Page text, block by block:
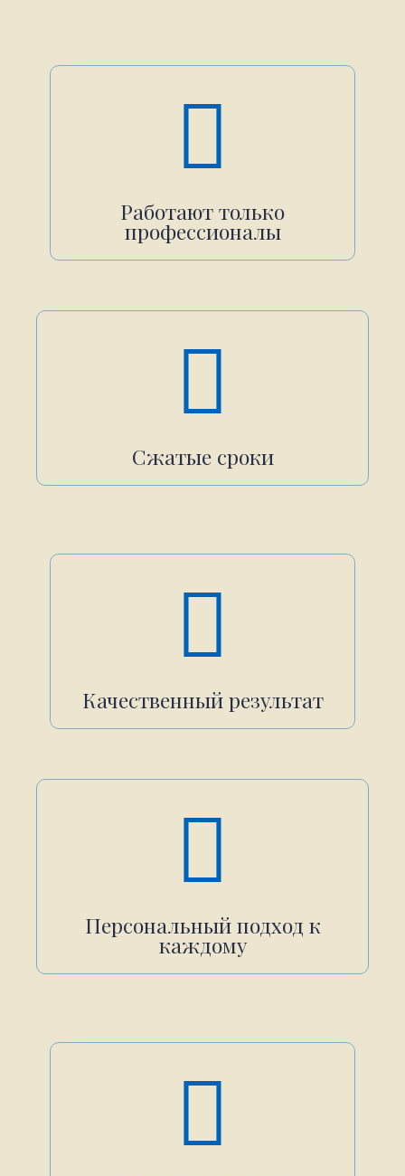
Работают только
профессионалы
Сжатые сроки
Качественный результат
Персональный подход к
каждому